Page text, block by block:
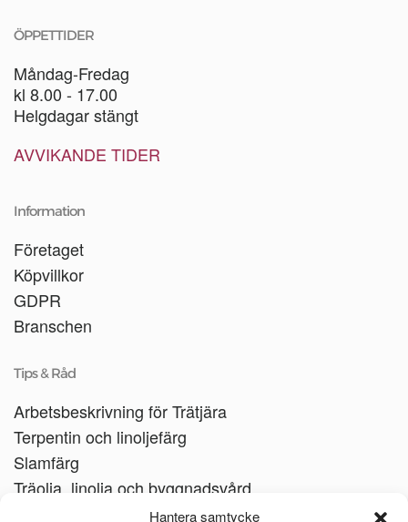
Hantera samtycke
ÖPPETTIDER
Måndag-Fredag
kl 8.00 - 17.00
Helgdagar stängt
AVVIKANDE TIDER
Information
Företaget
Köpvillkor
GDPR
Branschen
Tips & Råd
Arbetsbeskrivning för Trätjära
Terpentin och linoljefärg
Slamfärg
Träolja, linolja och byggnadsvård